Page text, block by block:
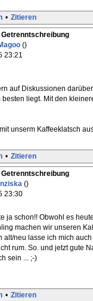
• Zitieren
()
23:21
auf Diskussionen
besten liegt. Mit den
unserm Kaffeeklatsch
• Zitieren
()
23:30
ja schon!! Obwohl es
machen wir unseren
alt/neu lasse ich mich
rum. So. und jetzt gute
sein ... ;-)
• Zitieren